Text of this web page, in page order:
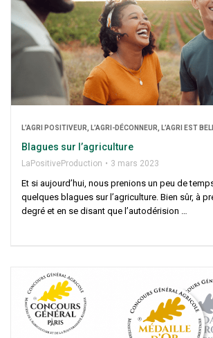
L’A­GRI POSI­TI­VEUR, L’A­GRI-DÉCON­NEUR, L’A­GRI EST
Blagues sur l’agriculture
LaPo­si­ti­ve­Pro­duc­tion 3 mars 2023
Et si aujourd’hui, nous pre­nions un peu de
quelques blagues sur l’agriculture. Bien sûr, à
degré et en se disant que l’autodérision …